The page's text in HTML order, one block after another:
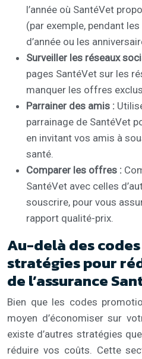
l’année où SantéVet
(par exemple, pendant
d’année ou les
Surveiller les réseaux
pages SantéVet sur les
manquer les offres
Parrainer des amis :
parrainage de SantéVet
en invitant vos amis à
santé.
Comparer les offres :
SantéVet avec celles
souscrire, pour vous
rapport qualité-prix.
Au-delà des
stratégies pour
de l’assurance
Bien que les codes
moyen d’économiser sur
existe d’autres stratégies
réduire vos coûts. Cette